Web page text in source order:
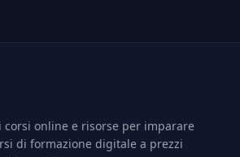
corsi online e risorse per imparare
di formazione digitale a prezzi